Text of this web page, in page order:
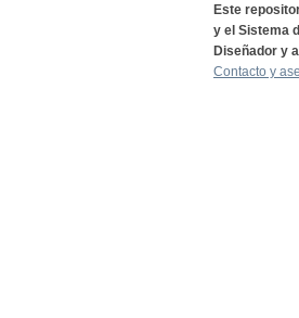
Este
y el Sistema
Diseñador y
Contacto y